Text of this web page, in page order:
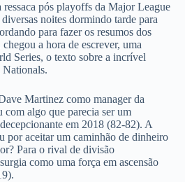
pós playoffs da Major League
noites dormindo tarde para
para fazer os resumos dos
a hora de escrever, uma
Series, o texto sobre a incrível
Nationals.
Martinez como manager da
com algo que parecia ser um
em 2018 (82-82). A
por aceitar um caminhão de dinheiro
Para o rival de divisão
como uma força em ascensão